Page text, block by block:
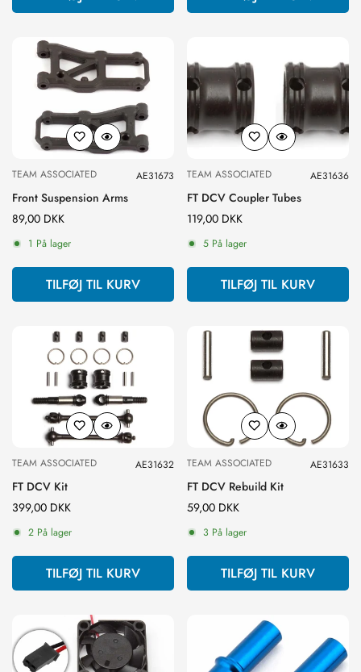
TEAM ASSOCIATED AE31673
Front Suspension Arms
Normal
89,00 DKK
1 På lager
TILFØJ TIL KURV
TEAM ASSOCIATED AE31636
FT DCV Coupler Tubes
Normal
119,00 DKK
5 På lager
TILFØJ TIL KURV
TEAM ASSOCIATED AE31632
FT DCV Kit
Normal
399,00 DKK
2 På lager
TILFØJ TIL KURV
TEAM ASSOCIATED AE31633
FT DCV Rebuild Kit
Normal
59,00 DKK
3 På lager
TILFØJ TIL KURV